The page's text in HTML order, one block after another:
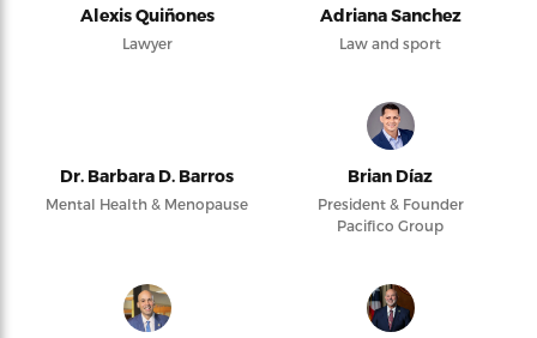
Alexis Quiñones
Lawyer
Adriana Sanchez
Law and sport
Dr. Barbara D. Barros
Mental Health & Menopause
Brian Díaz
President & Founder
Pacifico Group